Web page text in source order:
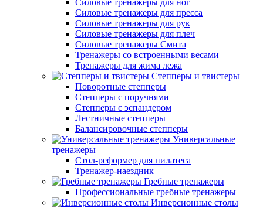
Силовые тренажеры для ног
Силовые тренажеры для пресса
Силовые тренажеры для рук
Силовые тренажеры для плеч
Силовые тренажеры Смита
Тренажеры со встроенными весами
Тренажеры для жима лежа
Степперы и твистеры
Поворотные степперы
Степперы с поручнями
Степперы с эспандером
Лестничные степперы
Балансировочные степперы
Универсальные
тренажеры
Стол-реформер для пилатеса
Тренажер-наездник
Гребные тренажеры
Профессиональные гребные тренажеры
Инверсионные столы